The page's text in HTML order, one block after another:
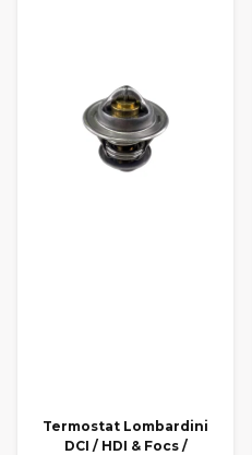
Termostat Lombardini
DCI / HDI & Focs /